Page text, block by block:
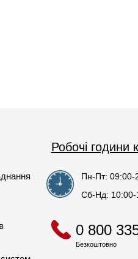
Робочі години
Пн-Пт: 09:00-
Сб-Нд: 10:00-
0 800
Безкоштовно